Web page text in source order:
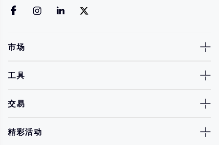
市场
工具
交易
精彩活动